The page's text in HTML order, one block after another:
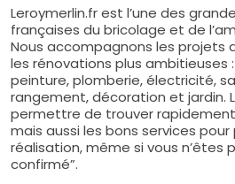
Leroymerlin.fr est l’une des
françaises du bricolage et de
Nous accompagnons les projets
les rénovations plus ambitieuses
peinture, plomberie, électricité,
rangement, décoration et jardin.
permettre de trouver
mais aussi les bons services pour
réalisation, même si vous n’êtes
confirmé”.